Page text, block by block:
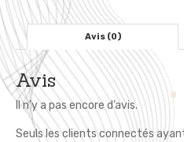
Avis (0)
Avis
Il n’y a pas encore d’avis.
Seuls les clients connectés